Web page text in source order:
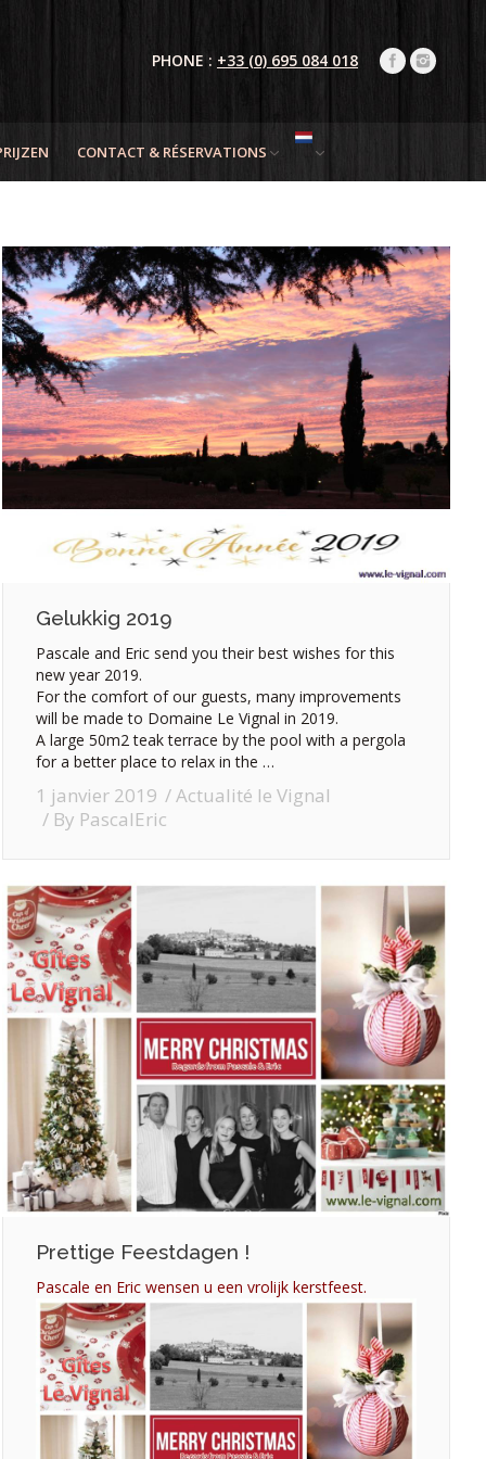
PHONE : +33 (0) 695 084 018
CONTACT & RÉSERVATIONS
Gelukkig 2019
Pascale and Eric send you their best wishes for this
new year 2019.
For the comfort of our guests, many improvements
will be made to Domaine Le Vignal in 2019.
A large 50m2 teak terrace by the pool with a pergola
for a better place to relax in the …
1 janvier 2019
Actualité le Vignal
By PascalEric
Prettige Feestdagen !
Pascale en Eric wensen u een vrolijk kerstfeest.